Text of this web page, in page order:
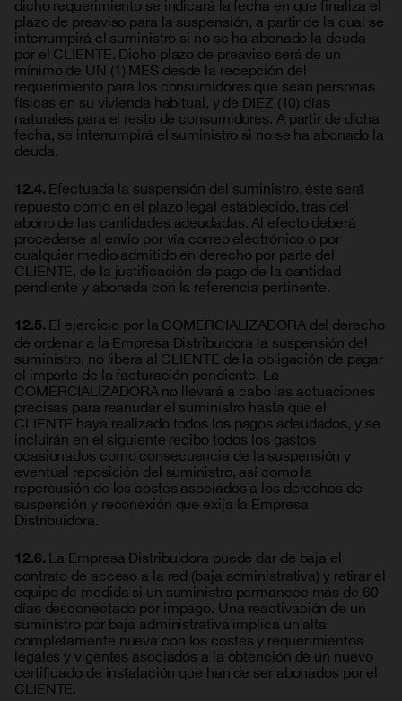
plazo de preaviso para la suspensión, a partir de la cual se
interrumpirá el suministro si no se ha abonado la deuda
por el CLIENTE. Dicho plazo de preaviso será de un
mínimo de UN (1) MES desde la recepción del
requerimiento para los consumidores que sean personas
físicas en su vivienda habitual, y de DIEZ (10) días
naturales para el resto de consumidores. A partir de dicha
fecha, se interrumpirá el suministro si no se ha abonado la
deuda.
12.4. Efectuada la suspensión del suministro, éste será
repuesto como en el plazo legal establecido, tras del
abono de las cantidades adeudadas. Al efecto deberá
procederse al envío por vía correo electrónico o por
cualquier medio admitido en derecho por parte del
CLIENTE, de la justificación de pago de la cantidad
pendiente y abonada con la referencia pertinente.
12.5. El ejercicio por la COMERCIALIZADORA del derecho
de ordenar a la Empresa Distribuidora la suspensión del
suministro, no libera al CLIENTE de la obligación de pagar
el importe de la facturación pendiente. La
COMERCIALIZADORA no llevará a cabo las actuaciones
precisas para reanudar el suministro hasta que el
CLIENTE haya realizado todos los pagos adeudados, y se
incluirán en el siguiente recibo todos los gastos
ocasionados como consecuencia de la suspensión y
eventual reposición del suministro, así como la
repercusión de los costes asociados a los derechos de
suspensión y reconexión que exija la Empresa
Distribuidora.
12.6. La Empresa Distribuidora puede dar de baja el
contrato de acceso a la red (baja administrativa) y retirar el
equipo de medida si un suministro permanece más de 60
días desconectado por impago. Una reactivación de un
suministro por baja administrativa implica un alta
completamente nueva con los costes y requerimientos
legales y vigentes asociados a la obtención de un nuevo
certificado de instalación que han de ser abonados por el
CLIENTE.